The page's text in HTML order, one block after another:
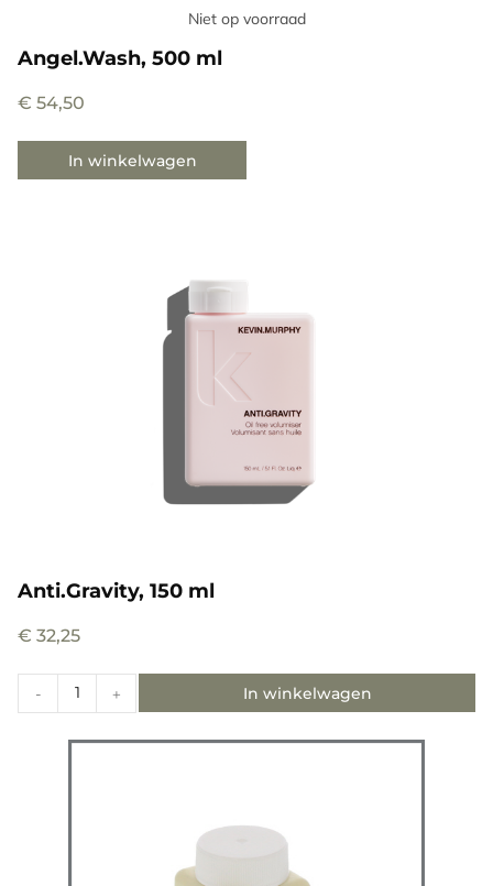
Niet op voorraad
Angel.Wash, 500 ml
€ 54,50
In winkelwagen
Anti.Gravity, 150 ml
€ 32,25
- + In winkelwagen